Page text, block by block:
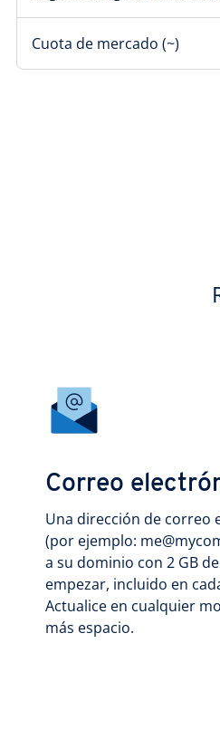
Cuota de mercado (~)
Correo
Una dirección de correo
(por ejemplo:
a su dominio con 2 GB
empezar, incluido en
Actualice en cualquier
más espacio.